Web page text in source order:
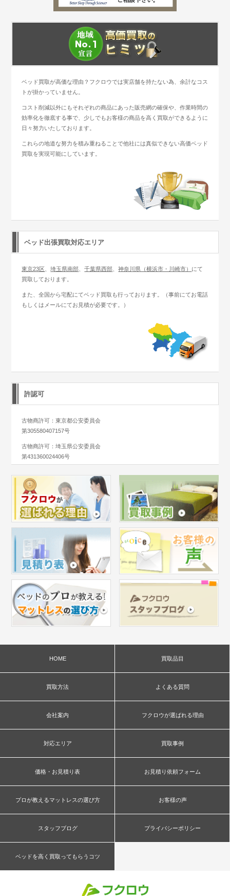
ベッド買取が高価な理由？フクロウでは実店舗を持たない為、余計なコス
トが掛かっていません。
コスト削減以外にもそれぞれの商品にあった販売網の確保や、作業時間の
効率化を徹底する事で、少しでもお客様の商品を高く買取ができるように
日々努力いたしております。
これらの地道な努力を積み重ねることで他社には真似できない高価ベッド
買取を実現可能にしています。
ベッド出張買取対応エリア
東京23区 、埼玉県南部 、千葉県西部 、神奈川県（横浜市・川崎市） にて
買取しております。
また、全国から宅配にてベッド買取も行っております。（事前にてお電話
もしくはメールにてお見積が必要です。）
許認可
古物商許可：東京都公安委員会
第305580407157号
古物商許可：埼玉県公安委員会
第431360024406号
HOME 買取品目
買取方法 よくある質問
会社案内 フクロウが選ばれる理由
対応エリア 買取事例
価格・お見積り表 お見積り依頼フォーム
プロが教えるマットレスの選び方 お客様の声
スタッフブログ プライバシーポリシー
ベッドを高く買取ってもらうコツ